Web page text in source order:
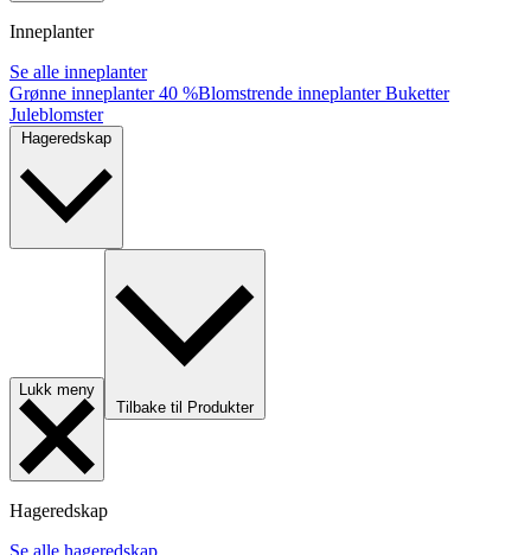
Inneplanter
Se alle inneplanter
Grønne inneplanter40 %Blomstrende inneplanterBuketter
Juleblomster
Lukk meny
Tilbake til Produkter
Hageredskap